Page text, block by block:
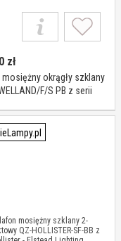
zł
okrągły szklany
F/S PB z serii